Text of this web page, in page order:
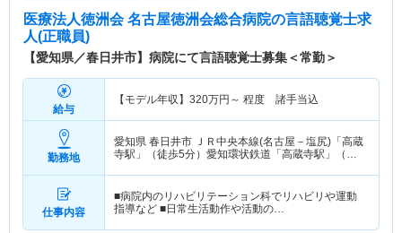
医療法人徳洲会 名古屋徳洲会総合病院の言語聴覚士求
人(正職員)
【愛知県／春日井市】病院にて言語聴覚士募集＜常勤＞
給与
【モデル年収】 320万円～ 程度 諸手当込
勤務地
愛知県 春日井市 ＪＲ中央本線(名古屋－塩尻)「高蔵
寺駅」（徒歩5分）愛知環状鉄道「高蔵寺駅」（徒
仕事内容
■病院内のリハビリテーション科でリハビリや運動
指導など ■日常生活動作や活動の…